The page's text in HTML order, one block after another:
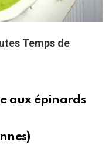
Temps de
aux épinards